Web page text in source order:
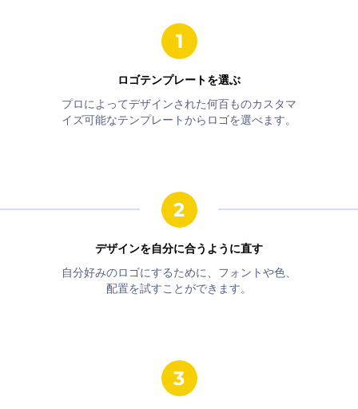
ロゴテンプレートを選ぶ
プロによってデザインされた何百ものカスタマ
イズ可能なテンプレートからロゴを選べます。
デザインを自分に合うように直す
自分好みのロゴにするために、フォントや色、
配置を試すことができます。